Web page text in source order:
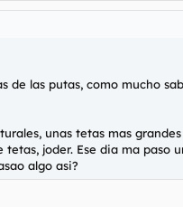
las putas, como mucho
unas tetas mas
joder. Ese dia ma paso
algo asi?